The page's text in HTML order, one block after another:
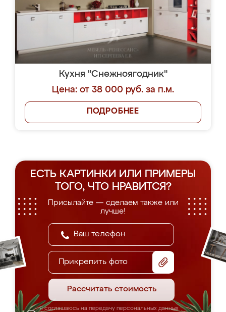
Кухня "Снежноягодник"
Цена: от 38 000 руб. за п.м.
ПОДРОБНЕЕ
ЕСТЬ КАРТИНКИ ИЛИ ПРИМЕРЫ
ТОГО, ЧТО НРАВИТСЯ?
Присылайте — сделаем также или
лучше!
Прикрепить фото
Рассчитать стоимость
Я соглашаюсь на передачу персональных данных